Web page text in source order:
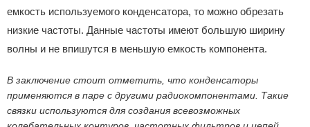
емкость используемого конденсатора, то можно обрезать
низкие частоты. Данные частоты имеют большую ширину
волны и не впишутся в меньшую емкость компонента.
В заключение стоит отметить, что конденсаторы
применяются в паре с другими радиокомпонентами. Такие
связки используются для создания всевозможных